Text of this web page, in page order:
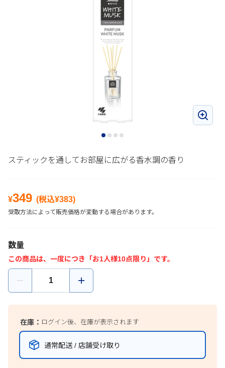
スティックを通してお部屋に広がる香水調の香り
¥349 (税込¥383)
受取方法によって販売価格が変動する場合があります。
数量
この商品は、一度につき「お1人様10点限り」です。
在庫： ログイン後、在庫が表示されます
通常配送 / 店舗受け取り